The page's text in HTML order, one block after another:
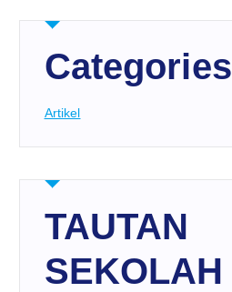
Categories
Artikel
TAUTAN
SEKOLAH